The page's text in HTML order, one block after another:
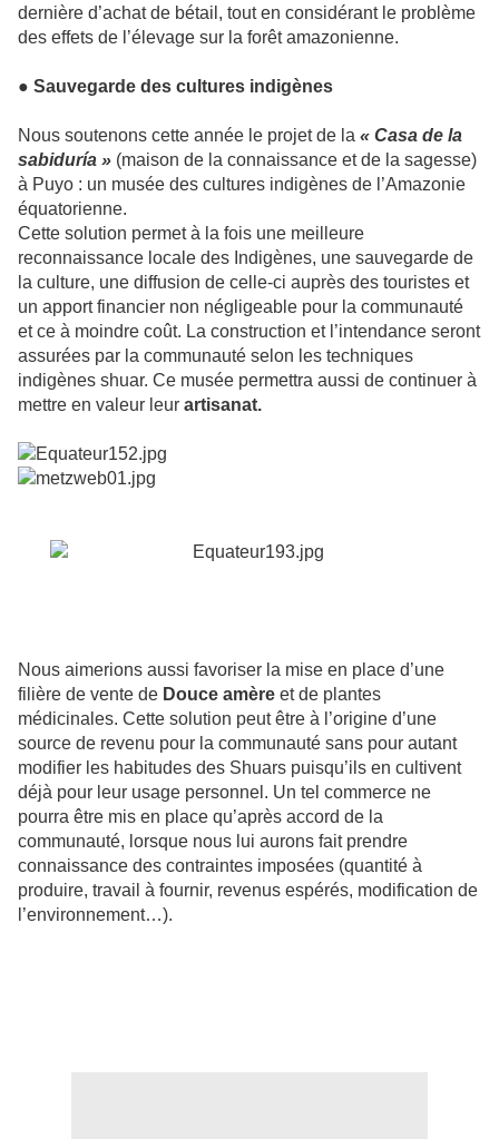
dernière d’achat de bétail, tout en considérant le problème
des effets de l’élevage sur la forêt amazonienne.
● Sauvegarde des cultures indigènes
Nous soutenons cette année le projet de la « Casa de la
sabiduría » (maison de la connaissance et de la sagesse)
à Puyo : un musée des cultures indigènes de l’Amazonie
équatorienne.
Cette solution permet à la fois une meilleure
reconnaissance locale des Indigènes, une sauvegarde de
la culture, une diffusion de celle-ci auprès des touristes et
un apport financier non négligeable pour la communauté
et ce à moindre coût. La construction et l’intendance seront
assurées par la communauté selon les techniques
indigènes shuar. Ce musée permettra aussi de continuer à
mettre en valeur leur artisanat.
Nous aimerions aussi favoriser la mise en place d’une
filière de vente de Douce amère et de plantes
médicinales. Cette solution peut être à l’origine d’une
source de revenu pour la communauté sans pour autant
modifier les habitudes des Shuars puisqu’ils en cultivent
déjà pour leur usage personnel. Un tel commerce ne
pourra être mis en place qu’après accord de la
communauté, lorsque nous lui aurons fait prendre
connaissance des contraintes imposées (quantité à
produire, travail à fournir, revenus espérés, modification de
l’environnement…).